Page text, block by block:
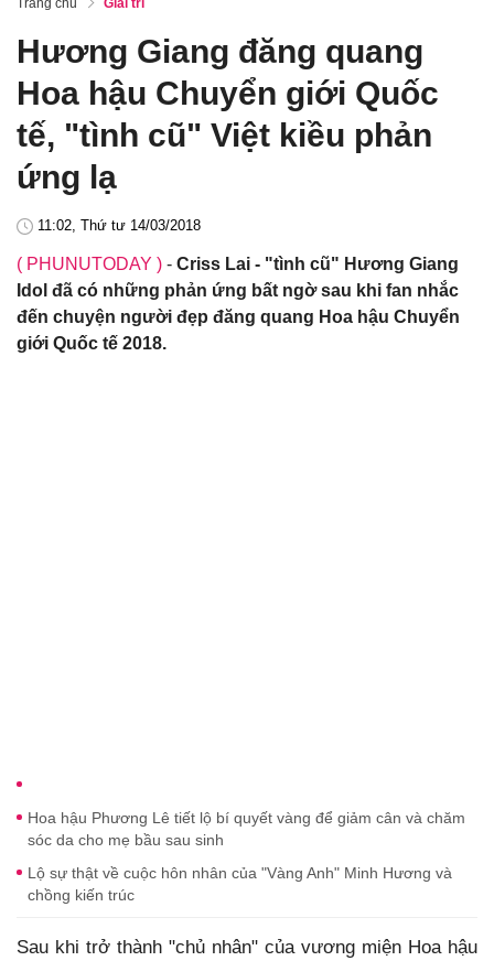
Trang chủ Giải trí
Hương Giang đăng quang
Hoa hậu Chuyển giới Quốc
tế, "tình cũ" Việt kiều phản
ứng lạ
11:02, Thứ tư 14/03/2018
( PHUNUTODAY ) - Criss Lai - "tình cũ" Hương Giang
Idol đã có những phản ứng bất ngờ sau khi fan nhắc
đến chuyện người đẹp đăng quang Hoa hậu Chuyển
giới Quốc tế 2018.
Hoa hậu Phương Lê tiết lộ bí quyết vàng để giảm cân và chăm
sóc da cho mẹ bầu sau sinh
Lộ sự thật về cuộc hôn nhân của "Vàng Anh" Minh Hương và
chồng kiến trúc
Sau khi trở thành "chủ nhân" của vương miện Hoa hậu